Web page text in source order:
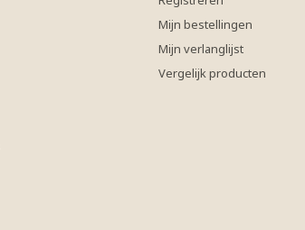
Mijn bestellingen
Mijn verlanglijst
Vergelijk producten